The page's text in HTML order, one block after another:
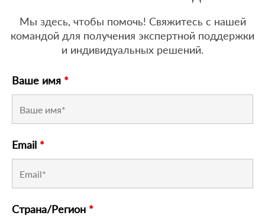
Мы здесь, чтобы помочь! Свяжитесь с нашей
командой для получения экспертной поддержки
и индивидуальных решений.
Ваше имя *
Email *
Страна/Регион *